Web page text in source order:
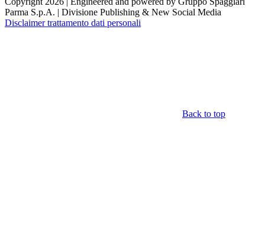
Parma S.p.A. | Divisione Publishing & New Social Media
Disclaimer trattamento dati personali
Back to top